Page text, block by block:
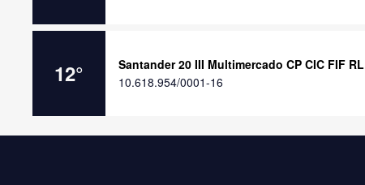
12°
Santander 20 III Multimercado CP CIC FIF RL
10.618.954/0001-16